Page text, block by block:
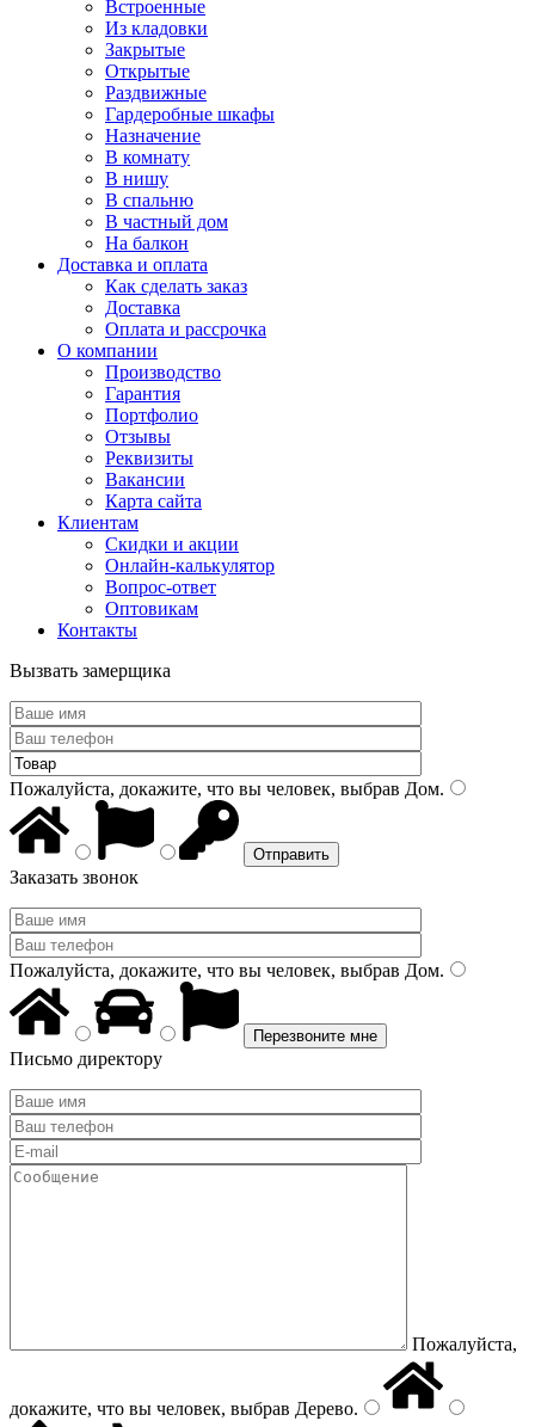
Встроенные
Из кладовки
Закрытые
Открытые
Раздвижные
Гардеробные шкафы
Назначение
В комнату
В нишу
В спальню
В частный дом
На балкон
Доставка и оплата
Как сделать заказ
Доставка
Оплата и рассрочка
О компании
Производство
Гарантия
Портфолио
Отзывы
Реквизиты
Вакансии
Карта сайта
Клиентам
Скидки и акции
Онлайн-калькулятор
Вопрос-ответ
Оптовикам
Контакты
Вызвать замерщика
Пожалуйста, докажите, что вы человек, выбрав Дом.
Заказать звонок
Пожалуйста, докажите, что вы человек, выбрав Дом.
Письмо директору
Пожалуйста,
докажите, что вы человек, выбрав Дерево.